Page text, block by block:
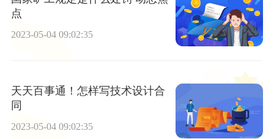
点
2023-05-04 09:02:35
天天百事通！怎样写技术设计合
同
2023-05-04 09:02:35